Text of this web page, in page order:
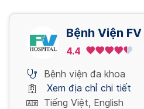
Bệnh Viện FV
4.4
Bệnh viện đa khoa
Xem địa chỉ chi tiết
Tiếng Việt, English